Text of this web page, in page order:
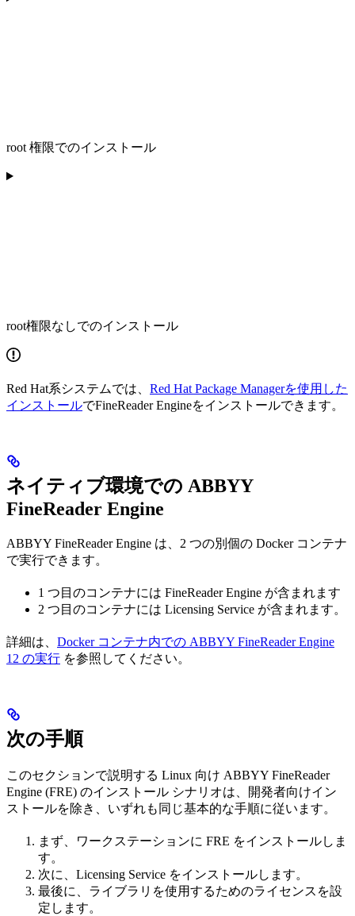
root 権限でのインストール
root権限なしでのインストール
Red Hat系システムでは、 Red Hat Package Managerを使用した
インストールでFineReader Engineをインストールできます。
ネイティブ環境での ABBYY
FineReader Engine
ABBYY FineReader Engine は、2 つの別個の Docker コンテナ
で実行できます。
1 つ目のコンテナには FineReader Engine が含まれます
2 つ目のコンテナには Licensing Service が含まれます。
詳細は、 Docker コンテナ内での ABBYY FineReader Engine
12 の実行 を参照してください。
次の手順
このセクションで説明する Linux 向け ABBYY FineReader
Engine (FRE) のインストール シナリオは、開発者向けイン
ストールを除き、いずれも同じ基本的な手順に従います。
まず、ワークステーションに FRE をインストールしま
す。
次に、Licensing Service をインストールします。
最後に、ライブラリを使用するためのライセンスを設
定します。